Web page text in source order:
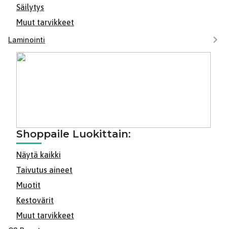
Säilytys
Muut tarvikkeet
Laminointi
Shoppaile Luokittain:
Näytä kaikki
Taivutus aineet
Muotit
Kestovärit
Muut tarvikkeet